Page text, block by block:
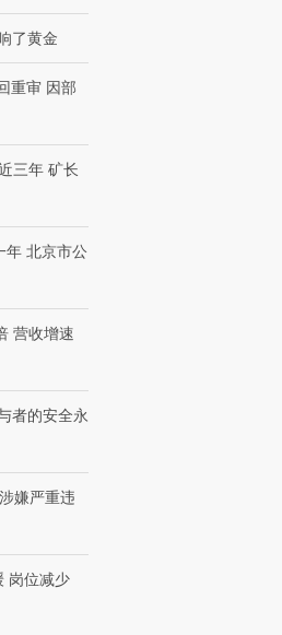
了黄金
重审 因部
三年 矿长
年 北京市公
营收增速
者的安全永
嫌严重违
岗位减少